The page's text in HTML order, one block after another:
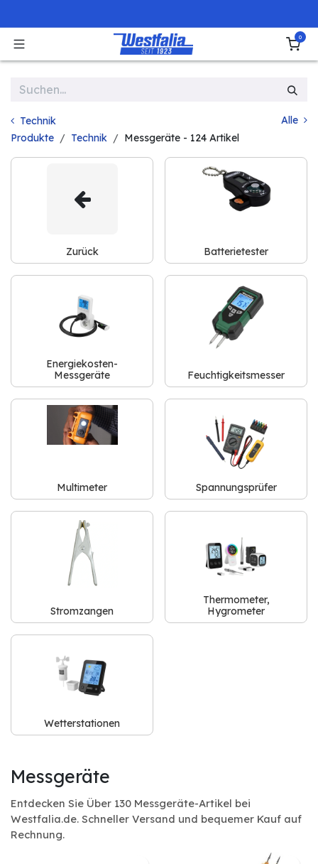
0
Technik
Alle
Produkte
Technik Messgeräte - 124 Artikel
Zurück Batterietester
Energiekosten-
Messgeräte
Feuchtigkeitsmesser
Multimeter Spannungsprüfer
Stromzangen
Thermometer,
Hygrometer
Wetterstationen
Messgeräte
Entdecken Sie Über 130 Messgeräte-Artikel bei
Westfalia.de. Schneller Versand und bequemer Kauf auf
Rechnung.